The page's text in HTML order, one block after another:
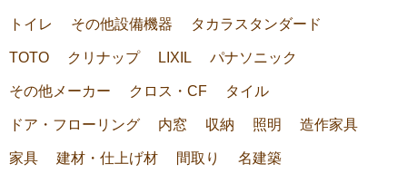
トイレ その他設備機器 タカラスタンダード
TOTO クリナップ LIXIL パナソニック
その他メーカー クロス・CF タイル
ドア・フローリング 内窓 収納 照明 造作家具
家具 建材・仕上げ材 間取り 名建築